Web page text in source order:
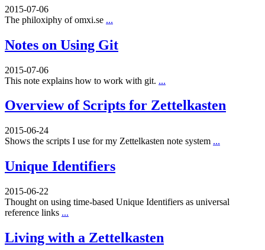
2015-07-06
The philoxiphy of omxi.se ...
Notes on Using Git
2015-07-06
This note explains how to work with git. ...
Overview of Scripts for Zettelkasten
2015-06-24
Shows the scripts I use for my Zettelkasten note system ...
Unique Identifiers
2015-06-22
Thought on using time-based Unique Identifiers as universal
reference links ...
Living with a Zettelkasten